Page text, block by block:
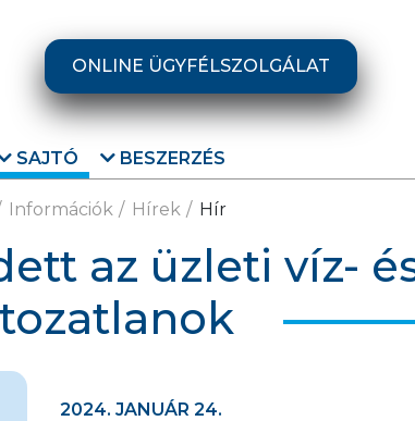
ONLINE ÜGYFÉLSZOLGÁLAT
SAJTÓ BESZERZÉS
Információk Hírek Hír
az üzleti víz-
2024. JANUÁR 24.